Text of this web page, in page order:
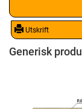
Utskrift
Generisk